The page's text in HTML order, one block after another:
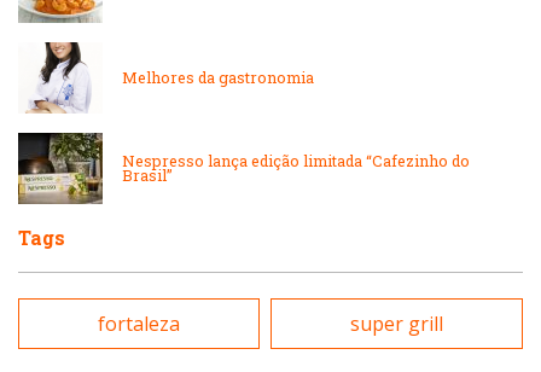
Portuguesa
Self-service
Pizzarias
Portuguesa
Variados
Melhores da gastronomia
Nespresso lança edição limitada “Cafezinho do
Brasil”
Tags
fortaleza super grill